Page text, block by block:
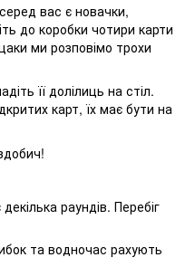
вас є новачки,
до коробки чотири карти
ми розповімо трохи
її долілиць на стіл.
карт, їх має бути на
раундів. Перебіг
та водночас рахують